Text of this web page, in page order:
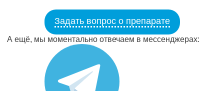
Задать вопрос о препарате
А ещё, мы моментально отвечаем в мессенджерах: